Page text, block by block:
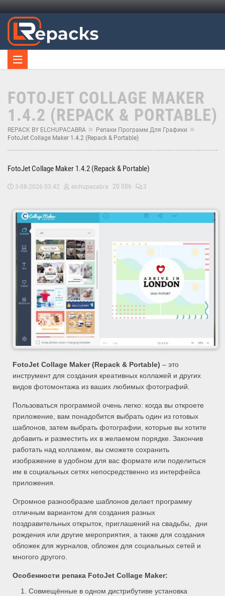
FOTOJET COLLAGE MAKER
1.4.2 (REPACK & PORTABLE)
REPACK BY ELCHUPACABRA
Репаки Программ Для Графики
FotoJet Collage Maker 1.4.2 (Repack & Portable)
FotoJet Collage Maker 1.4.2 (Repack & Portable)
3-08-2026 03:42 elchupacabra 20 086 3
FotoJet Collage Maker (Repack & Portable) – это
инструмент для создания креативных коллажей и других
видов фотомонтажа из ваших любимых фотографий.
Пользоваться программой очень легко: когда вы откроете
приложение, вам понадобится выбрать один из готовых
шаблонов, затем выбрать фотографии, которые вы хотите
добавить и разместить их в желаемом порядке. Закончив
работать над коллажем, вы сможете сохранить
изображение в удобном для вас формате или поделиться
им в социальных сетях непосредственно из интерфейса
приложения.
Огромное разнообразие шаблонов делает программу
отличным вариантом для создания разных
поздравительных открыток, приглашений на свадьбы, дни
рождения или другие мероприятия, а также для создания
обложек для журналов, обложек для социальных сетей и
многого другого.
Особенности репака FotoJet Collage Maker:
Совмещённые в одном дистрибутиве установка